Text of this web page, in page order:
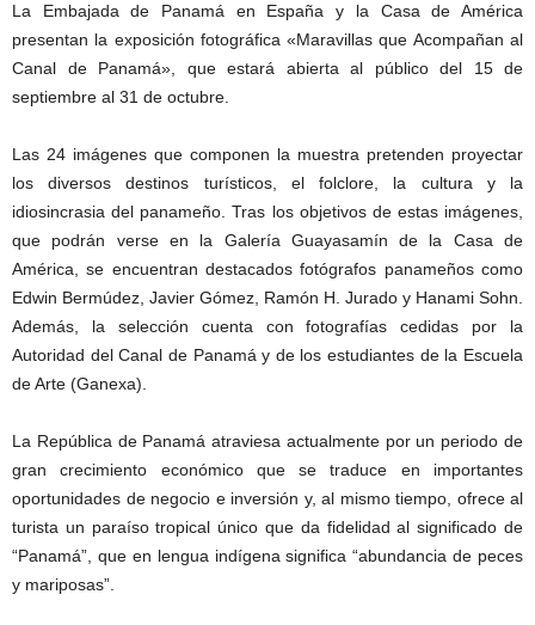
La Embajada de Panamá en España y la Casa de América
presentan la exposición fotográfica «Maravillas que Acompañan al
Canal de Panamá», que estará abierta al público del 15 de
septiembre al 31 de octubre.
Las 24 imágenes que componen la muestra pretenden proyectar
los diversos destinos turísticos, el folclore, la cultura y la
idiosincrasia del panameño. Tras los objetivos de estas imágenes,
que podrán verse en la Galería Guayasamín de la Casa de
América, se encuentran destacados fotógrafos panameños como
Edwin Bermúdez, Javier Gómez, Ramón H. Jurado y Hanami Sohn.
Además, la selección cuenta con fotografías cedidas por la
Autoridad del Canal de Panamá y de los estudiantes de la Escuela
de Arte (Ganexa).
La República de Panamá atraviesa actualmente por un periodo de
gran crecimiento económico que se traduce en importantes
oportunidades de negocio e inversión y, al mismo tiempo, ofrece al
turista un paraíso tropical único que da fidelidad al significado de
“Panamá”, que en lengua indígena significa “abundancia de peces
y mariposas”.